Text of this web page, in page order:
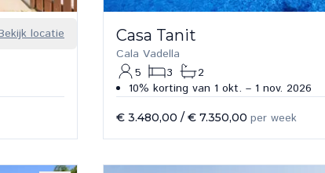
locatie Casa Tanit
Cala Vadella
5
3
2
10% korting van 1 okt. – 1 nov. 2026
€ 3.480,00 / € 7.350,00 per week